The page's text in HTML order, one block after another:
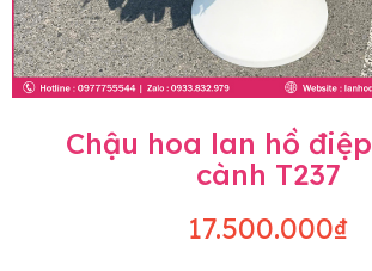
Chậu hoa lan hồ
cành T237
17.500.000₫